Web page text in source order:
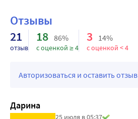
Отзывы
21
отзыв
18 86%
с оценкой ≥ 4
3 14%
с оценкой < 4
Авторизоваться и оставить отзыв
Дарина
25 июля в 05:37